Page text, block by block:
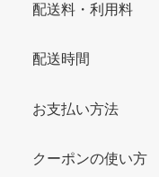
配送料・利用料
配送時間
お支払い方法
クーポンの使い方